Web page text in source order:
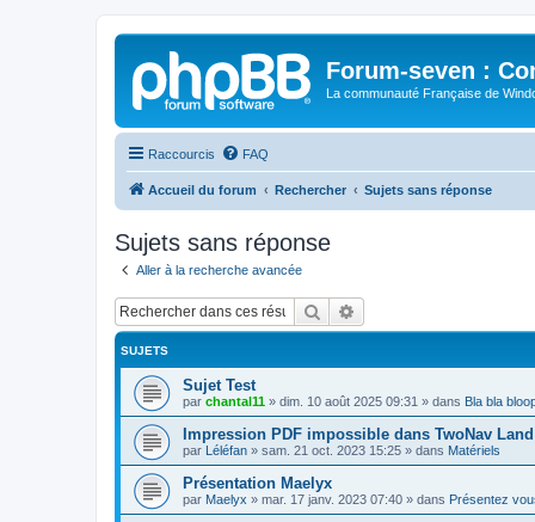
Forum-seven :
La communauté Française de
Raccourcis FAQ
Accueil du forum Rechercher Sujets sans réponse
Sujets sans réponse
Aller à la recherche avancée
Rechercher
SUJETS
Sujet Test
par chantal11 » dim. 10 août 2025 09:31 » dans Bla bla
Impression PDF impossible dans TwoNav
par Léléfan » sam. 21 oct. 2023 15:25 » dans Matériels
Présentation Maelyx
par Maelyx » mar. 17 janv. 2023 07:40 » dans Présentez